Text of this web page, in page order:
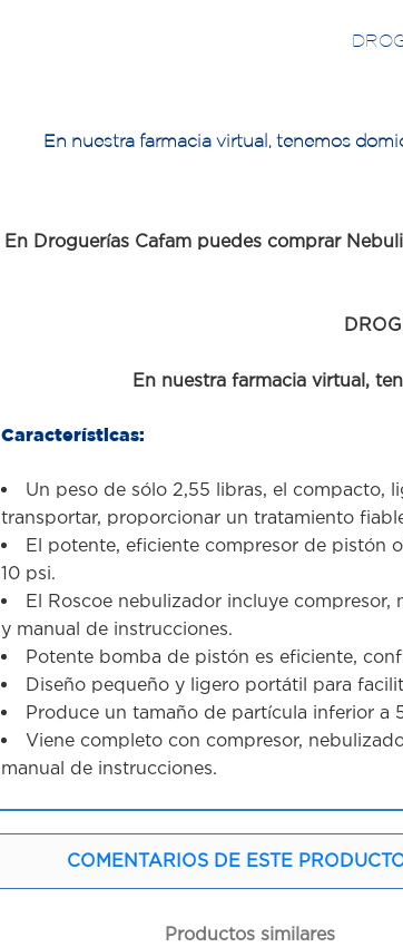
En nuestra farmacia virtual, tenemos
En Droguerías Cafam puedes comprar
En nuestra farmacia virtual,
Características:
Un peso de sólo 2,55 libras, el compacto,
transportar, proporcionar un tratamiento
El potente, eficiente compresor de pistón
10 psi.
El Roscoe nebulizador incluye
y manual de instrucciones.
Potente bomba de pistón es eficiente,
Diseño pequeño y ligero portátil para
Produce un tamaño de partícula inferior a
Viene completo con compresor,
manual de instrucciones.
COMENTARIOS DE ESTE
Productos similares